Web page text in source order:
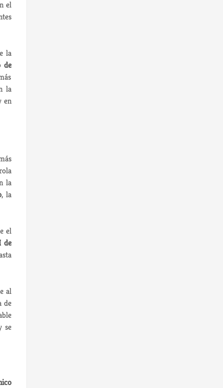
el
la
de
la
la
, la
el
de
al
de
se